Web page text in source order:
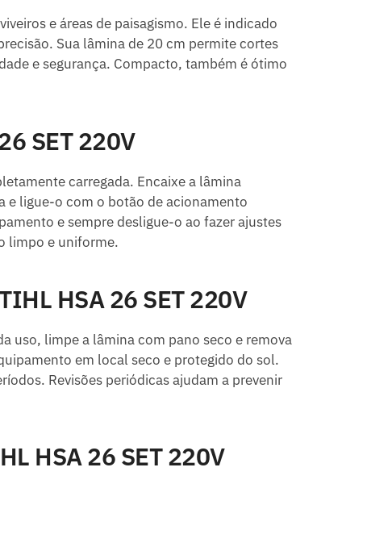
e áreas de paisagismo. Ele é indicado
Sua lâmina de 20 cm permite cortes
e segurança. Compacto, também é ótimo
SET 220V
carregada. Encaixe a lâmina
e ligue-o com o botão de acionamento
e sempre desligue-o ao fazer ajustes
limpo e uniforme.
HSA 26 SET 220V
uso, limpe a lâmina com pano seco e remova
em local seco e protegido do sol.
Revisões periódicas ajudam a prevenir
HSA 26 SET 220V